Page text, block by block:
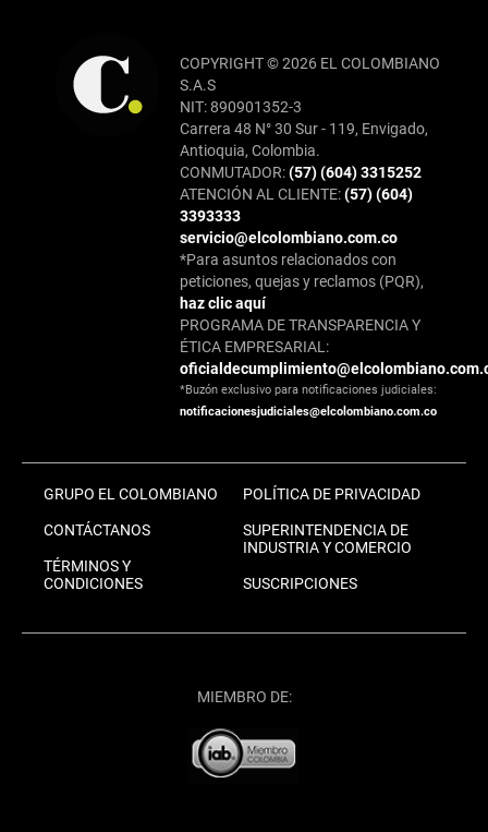
COPYRIGHT © 2026 EL COLOMBIANO
S.A.S
NIT: 890901352-3
Carrera 48 N° 30 Sur - 119, Envigado,
Antioquia, Colombia.
CONMUTADOR:(57) (604) 3315252
ATENCIÓN AL CLIENTE:(57) (604)
3393333
servicio@elcolombiano.com.co
*Para asuntos relacionados con
peticiones, quejas y reclamos (PQR),
haz clic aquí
PROGRAMA DE TRANSPARENCIA Y
ÉTICA EMPRESARIAL:
*Buzón exclusivo para notificaciones judiciales:
notificacionesjudiciales@elcolombiano.com.co
GRUPO EL COLOMBIANO
CONTÁCTANOS
TÉRMINOS Y
CONDICIONES
POLÍTICA DE PRIVACIDAD
SUPERINTENDENCIA DE
INDUSTRIA Y COMERCIO
SUSCRIPCIONES
MIEMBRO DE: